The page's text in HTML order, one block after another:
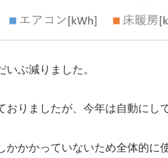
ぶ減りました。
りましたが、今年は自動にし
かかっていないため全体的に